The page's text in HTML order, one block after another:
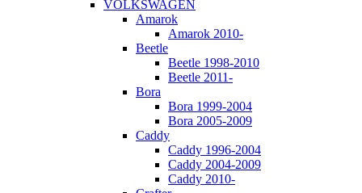
VOLKSWAGEN
Amarok
Amarok 2010-
Beetle
Beetle 1998-2010
Beetle 2011-
Bora
Bora 1999-2004
Bora 2005-2009
Caddy
Caddy 1996-2004
Caddy 2004-2009
Caddy 2010-